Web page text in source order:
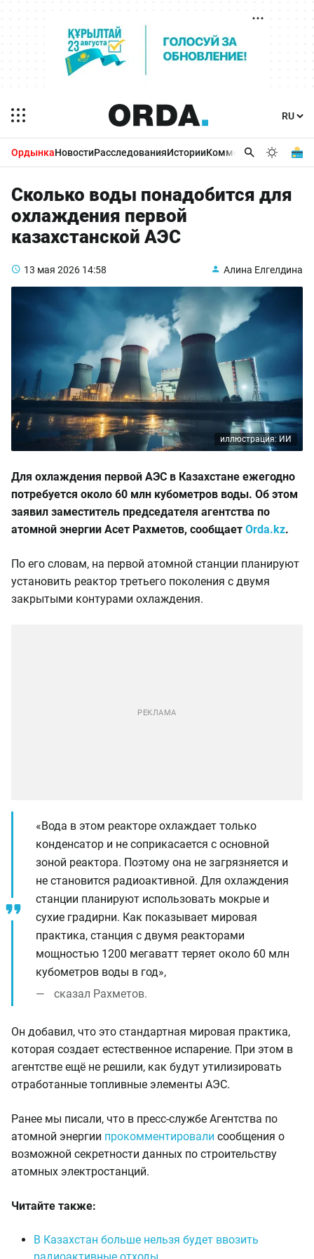
ОрдынкаНовостиРасследованияИсторииКомментарииБизнес
Сколько воды понадобится для
охлаждения первой
казахстанской АЭС
13 мая 2026 14:58 Алина Елгелдина
иллюстрация: ИИ
Для охлаждения первой АЭС в Казахстане ежегодно
потребуется около 60 млн кубометров воды. Об этом
заявил заместитель председателя агентства по
атомной энергии Асет Рахметов, сообщает Orda.kz.
По его словам, на первой атомной станции планируют
установить реактор третьего поколения с двумя
закрытыми контурами охлаждения.
«Вода в этом реакторе охлаждает только
конденсатор и не соприкасается с основной
зоной реактора. Поэтому она не загрязняется и
не становится радиоактивной. Для охлаждения
станции планируют использовать мокрые и
сухие градирни. Как показывает мировая
практика, станция с двумя реакторами
мощностью 1200 мегаватт теряет около 60 млн
кубометров воды в год»,
сказал Рахметов.
Он добавил, что это стандартная мировая практика,
которая создает естественное испарение. При этом в
агентстве ещё не решили, как будут утилизировать
отработанные топливные элементы АЭС.
Ранее мы писали, что в пресс-службе Агентства по
атомной энергии прокомментировали сообщения о
возможной секретности данных по строительству
атомных электростанций.
Читайте также:
В Казахстан больше нельзя будет ввозить